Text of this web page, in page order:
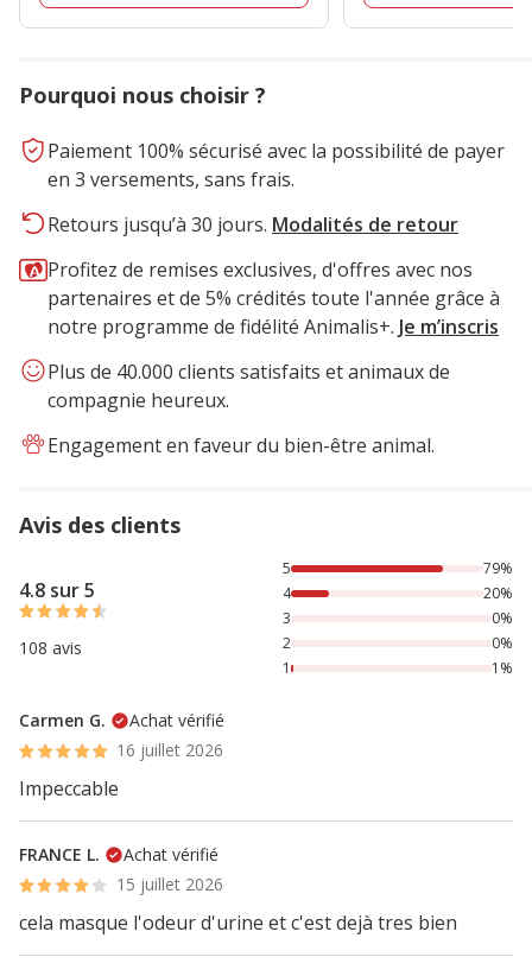
Pourquoi nous choisir ?
Paiement 100% sécurisé avec la possibilité de payer
en 3 versements, sans frais.
Retours jusqu’à 30 jours. Modalités de retour
Profitez de remises exclusives, d'offres avec nos
partenaires et de 5% crédités toute l'année grâce à
notre programme de fidélité Animalis+. Je m’inscris
Plus de 40.000 clients satisfaits et animaux de
compagnie heureux.
Engagement en faveur du bien-être animal.
Avis des clients
4.8 sur 5
108 avis
79% des personnes lont noté avec {1} étoiles, 20% des
5
79%
4
20%
3
0%
2
0%
1
1%
Carmen G.
Achat vérifié
16 juillet 2026
Impeccable
FRANCE L.
Achat vérifié
15 juillet 2026
cela masque l'odeur d'urine et c'est dejà tres bien